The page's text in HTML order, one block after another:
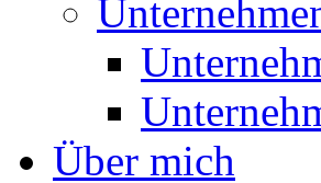
Über mich